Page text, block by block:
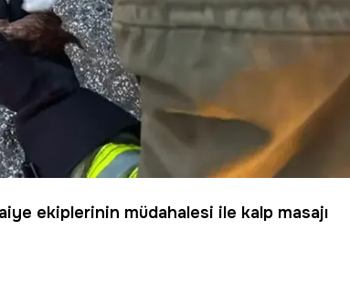
ekiplerinin müdahalesi ile kalp masajı